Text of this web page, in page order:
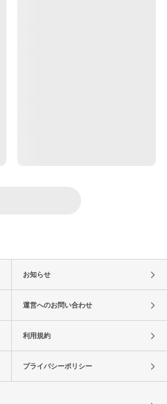
お知らせ
運営へのお問い合わせ
利用規約
プライバシーポリシー